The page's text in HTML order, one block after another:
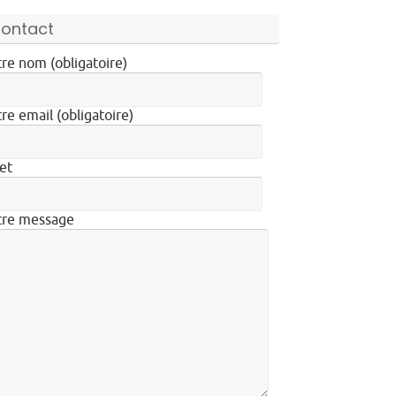
nom (obligatoire)
email (obligatoire)
message